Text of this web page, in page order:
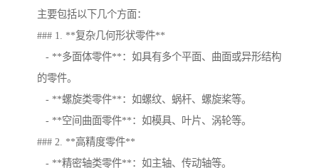
主要包括以下几个方面：
### 1. **复杂几何形状零件**
- **多面体零件**：如具有多个平面、曲面或异形结构
的零件。
- **螺旋类零件**：如螺纹、蜗杆、螺旋桨等。
- **空间曲面零件**：如模具、叶片、涡轮等。
### 2. **高精度零件**
- **精密轴类零件**：如主轴、传动轴等。